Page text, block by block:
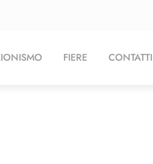
FIERE CONTATTI